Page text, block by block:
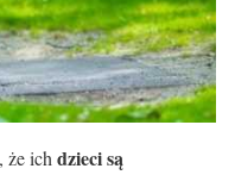
że ich dzieci są